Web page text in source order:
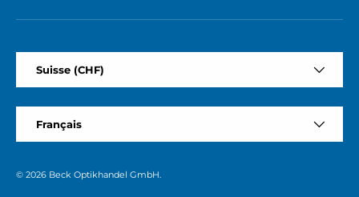
Suisse (CHF)
Français
© 2026 Beck Optikhandel GmbH.